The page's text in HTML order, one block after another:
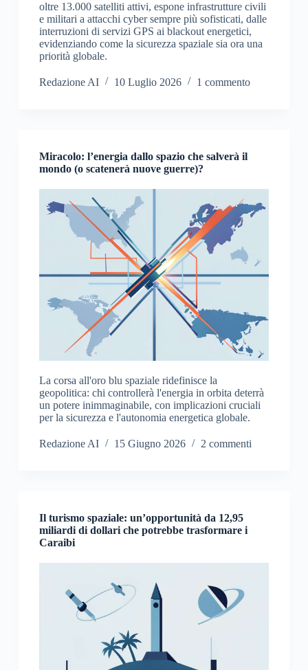
oltre 13.000 satelliti attivi, espone infrastrutture civili
e militari a attacchi cyber sempre più sofisticati, dalle
interruzioni di servizi GPS ai blackout energetici,
evidenziando come la sicurezza spaziale sia ora una
priorità globale.
Redazione AI 10 Luglio 2026 1 commento
Miracolo: l’energia dallo spazio che salverà il
mondo (o scatenerà nuove guerre)?
La corsa all'oro blu spaziale ridefinisce la
geopolitica: chi controllerà l'energia in orbita deterrà
un potere inimmaginabile, con implicazioni cruciali
per la sicurezza e l'autonomia energetica globale.
Redazione AI 15 Giugno 2026 2 commenti
Il turismo spaziale: un’opportunità da 12,95
miliardi di dollari che potrebbe trasformare i
Caraibi